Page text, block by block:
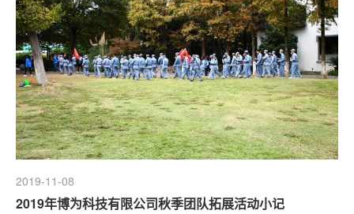
2019-11-08
2019年博为科技有限公司秋季团队拓展活动小记